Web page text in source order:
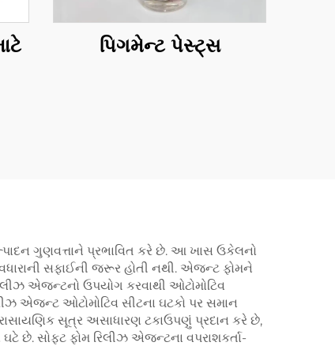
પિગમેન્ટ પેસ્ટ્સ
ગુણવત્તાને પ્રભાવિત કરે છે. આ ખાસ ઉકેલનો
સફાઈની જરૂર હોતી નથી. એજન્ટ ફોમને
એજન્ટનો ઉપયોગ કરવાથી ઓટોમોટિવ
એજન્ટ ઓટોમોટિવ સીટના ઘટકો પર સમાન
સૂત્ર અસાધારણ ટકાઉપણું પ્રદાન કરે છે,
સોફ્ટ ફોમ રિલીઝ એજન્ટના વપરાશકર્તા-